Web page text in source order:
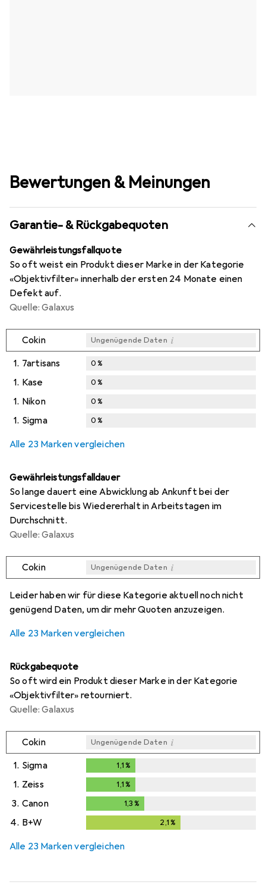
Bewertungen & Meinungen
Garantie- & Rückgabequoten
Gewährleistungsfallquote
So oft weist ein Produkt dieser Marke in der Kategorie
«Objektivfilter» innerhalb der ersten 24 Monate einen
Defekt auf.
Quelle: Galaxus
Cokin Ungenügende Daten i
1. 7artisans 0%
1. Kase 0%
1. Nikon 0%
1. Sigma 0%
Alle 23 Marken vergleichen
Gewährleistungsfalldauer
So lange dauert eine Abwicklung ab Ankunft bei der
Servicestelle bis Wiedererhalt in Arbeitstagen im
Durchschnitt.
Quelle: Galaxus
Cokin Ungenügende Daten i
Leider haben wir für diese Kategorie aktuell noch nicht
genügend Daten, um dir mehr Quoten anzuzeigen.
Alle 23 Marken vergleichen
Rückgabequote
So oft wird ein Produkt dieser Marke in der Kategorie
«Objektivfilter» retourniert.
Quelle: Galaxus
Cokin Ungenügende Daten i
1. Sigma 1,1 %
1. Zeiss 1,1 %
3. Canon 1,3 %
4. B+W 2,1 %
Alle 23 Marken vergleichen